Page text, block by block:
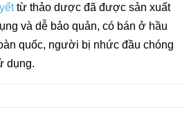
từ thảo dược đã được sản xuất
và dễ bảo quản, có bán ở hầu
quốc, người bị nhức đầu chóng
dụng.